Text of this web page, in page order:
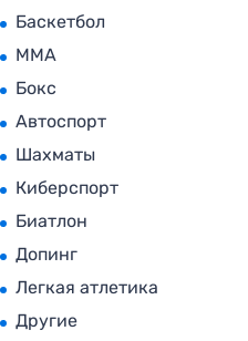
Баскетбол
MMA
Бокс
Автоспорт
Шахматы
Киберспорт
Биатлон
Допинг
Легкая атлетика
Другие